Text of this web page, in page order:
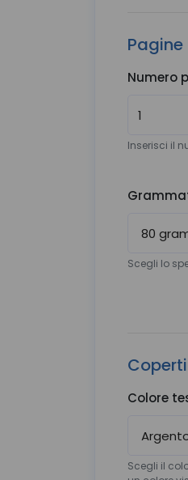
Pagine
Numero
Inserisci il
Scegli lo
Colore
Scegli il